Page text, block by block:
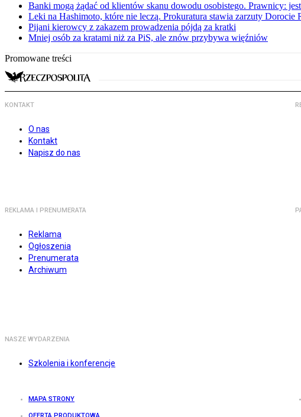
Banki mogą żądać od klientów skanu dowodu osobistego. Prawnicy:
Leki na Hashimoto, które nie leczą. Prokuratura stawia zarzuty Dorocie
Pijani kierowcy z zakazem prowadzenia pójdą za kratki
Mniej osób za kratami niż za PiS, ale znów przybywa więźniów
Promowane treści
KONTAKT
O nas
Kontakt
Napisz do nas
REKLAMA I PRENUMERATA
Reklama
Ogłoszenia
Prenumerata
Archiwum
NASZE WYDARZENIA
Szkolenia i konferencje
MAPA STRONY